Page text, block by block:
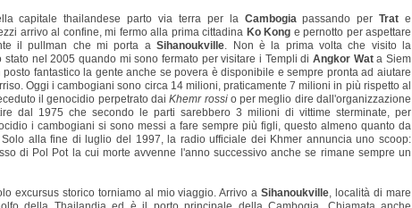
capitale thailandese parto via terra per la Cambogiapassando perTrat e
arrivo al confine, mi fermo alla prima cittadina Ko Kong e pernotto per aspettare
il pullman che mi porta aSihanoukville. Non è la prima volta che visito la
stato nel 2005 quando mi sono fermato per visitare i Templi di Angkor Wata Siem
posto fantastico la gente anche se povera è disponibile e sempre pronta ad aiutare
Oggi i cambogiani sono circa 14 milioni, praticamente 7 milioni in più rispetto al
il genocidio perpetrato daiKhemr rossio per meglio dire dall'organizzazione
dal 1975 che secondo le parti sarebbero 3 milioni di vittime sterminate, per
i cambogiani si sono messi a fare sempre più figli, questo almeno quanto da
Solo alla fine di luglio del 1997, la radio ufficiale dei Khmer annuncia uno scoop:
di Pol Pot la cui morte avvenne l'anno successivo anche se rimane sempre un
excursus storico torniamo al mio viaggio. Arrivo aSihanoukville, località di mare